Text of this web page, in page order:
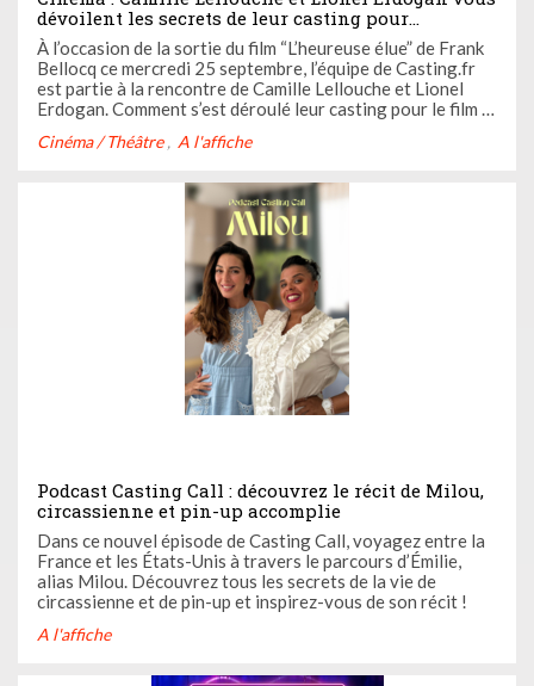
dévoilent les secrets de leur casting pour
“L’heureuse élue”, en salle le 25 septembre
À l’occasion de la sortie du film “L’heureuse élue” de Frank
Bellocq ce mercredi 25 septembre, l’équipe de Casting.fr
est partie à la rencontre de Camille Lellouche et Lionel
Erdogan. Comment s’est déroulé leur casting pour le film ?
Fiona et Benoît ? La réponse ci-dessous.
Cinéma / Théâtre A l'affiche
Podcast Casting Call : découvrez le récit de Milou,
circassienne et pin-up accomplie
Dans ce nouvel épisode de Casting Call, voyagez entre la
France et les États-Unis à travers le parcours d’Émilie,
alias Milou. Découvrez tous les secrets de la vie de
circassienne et de pin-up et inspirez-vous de son récit !
A l'affiche